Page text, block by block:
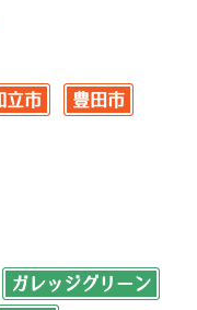
立市 豊田市
ガレッジグリーン